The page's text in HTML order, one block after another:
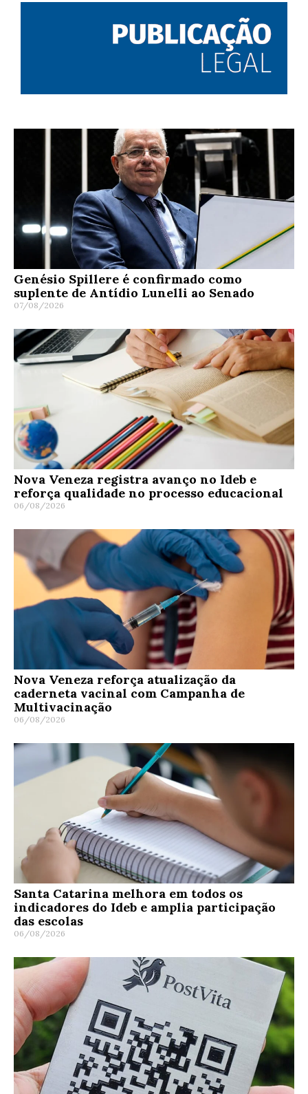
Genésio Spillere é confirmado como
suplente de Antídio Lunelli ao Senado
07/08/2026
Nova Veneza registra avanço no Ideb e
reforça qualidade no processo educacional
06/08/2026
Nova Veneza reforça atualização da
caderneta vacinal com Campanha de
Multivacinação
06/08/2026
Santa Catarina melhora em todos os
indicadores do Ideb e amplia participação
das escolas
06/08/2026